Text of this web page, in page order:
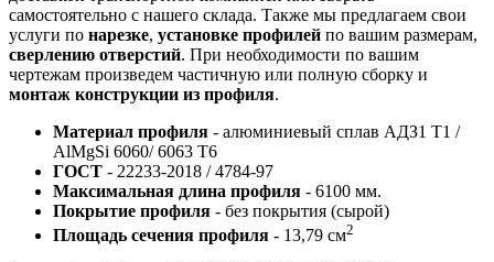
самостоятельно с нашего склада. Также мы предлагаем свои
услуги по нарезке, установке профилей по вашим размерам,
сверлению отверстий. При необходимости по вашим
чертежам произведем частичную или полную сборку и
монтаж конструкции из профиля.
Материал профиля - алюминиевый сплав АДЗ1 Т1 /
AlMgSi 6060/ 6063 Т6
ГОСТ - 22233-2018 / 4784-97
Максимальная длина профиля - 6100 мм.
Покрытие профиля - без покрытия (сырой)
Площадь сечения профиля - 13,79 см2